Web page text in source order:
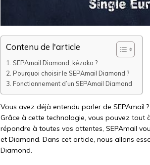
Contenu de l'article
SEPAmail Diamond, kézako ?
Pourquoi choisir le SEPAmail Diamond ?
Fonctionnement d’un SEPAmail Diamond
Vous avez déjà entendu parler de SEPAmail
Grâce à cette technologie, vous pouvez tout
répondre à toutes vos attentes, SEPAmail
et Diamond. Dans cet article, nous allons
Diamond.